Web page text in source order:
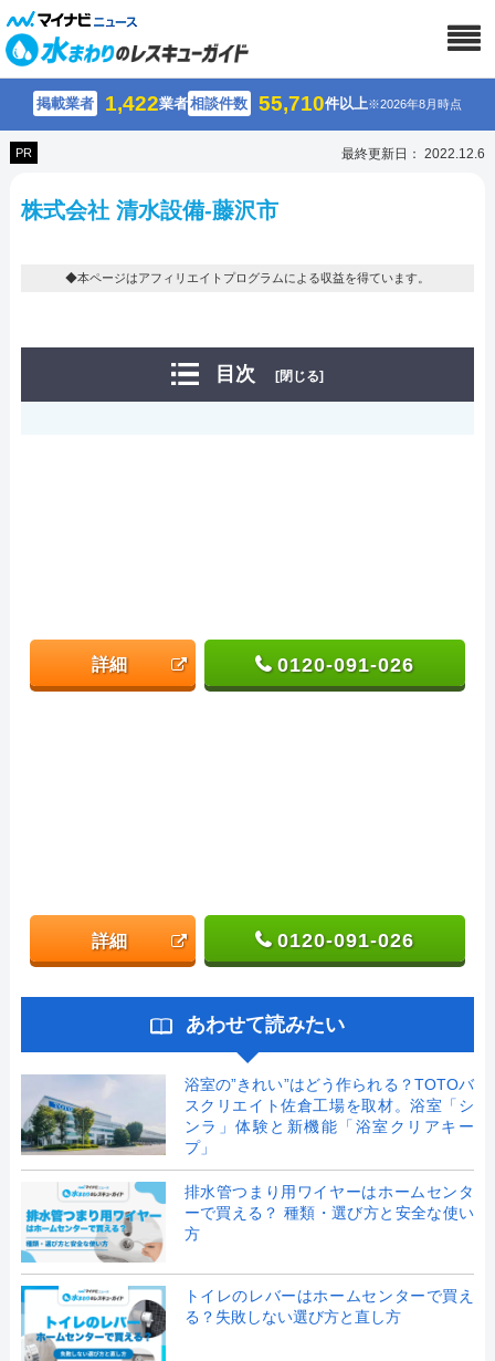
掲載業者 1,422業者相談件数 55,710件以上※2026年8月時点
PR 最終更新日： 2022.12.6
株式会社 清水設備-藤沢市
◆本ページはアフィリエイトプログラムによる収益を得ています。
目次 [閉じる]
詳細 0120-091-026
詳細 0120-091-026
あわせて読みたい
浴室の”きれい”はどう作られる？TOTOバ
スクリエイト佐倉工場を取材。浴室「シ
ンラ」体験と新機能「浴室クリアキー
プ」
排水管つまり用ワイヤーはホームセンタ
ーで買える？ 種類・選び方と安全な使い
方
トイレのレバーはホームセンターで買え
る？失敗しない選び方と直し方